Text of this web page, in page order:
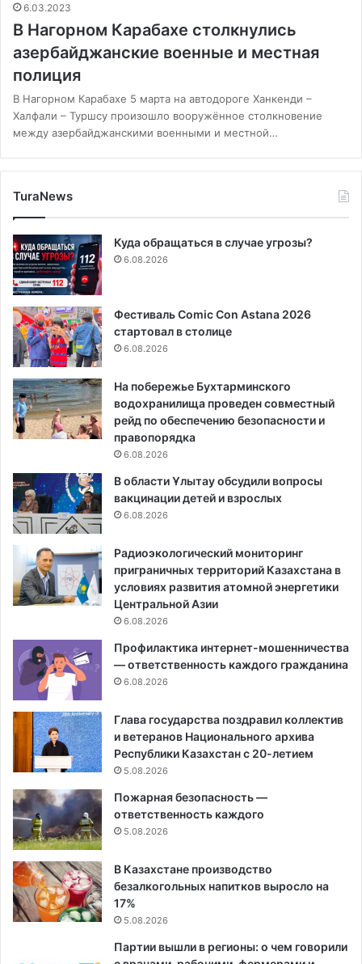
6.03.2023
В Нагорном Карабахе столкнулись
азербайджанские военные и местная
полиция
В Нагорном Карабахе 5 марта на автодороге Ханкенди –
Халфали – Туршсу произошло вооружённое столкновение
между азербайджанскими военными и местной…
TuraNews
Куда обращаться в случае угрозы?
6.08.2026
Фестиваль Comic Con Astana 2026
стартовал в столице
6.08.2026
На побережье Бухтарминского
водохранилища проведен совместный
рейд по обеспечению безопасности и
правопорядка
6.08.2026
В области Ұлытау обсудили вопросы
вакцинации детей и взрослых
6.08.2026
Радиоэкологический мониторинг
приграничных территорий Казахстана в
условиях развития атомной энергетики
Центральной Азии
6.08.2026
Профилактика интернет-мошенничества
— ответственность каждого гражданина
6.08.2026
Глава государства поздравил коллектив
и ветеранов Национального архива
Республики Казахстан с 20-летием
5.08.2026
Пожарная безопасность —
ответственность каждого
5.08.2026
В Казахстане производство
безалкогольных напитков выросло на
17%
5.08.2026
Партии вышли в регионы: о чем говорили